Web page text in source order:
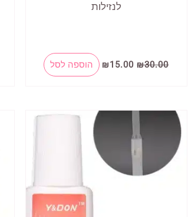
לנזילות
₪30.00
המחיר
המקורי
₪15.00
המחיר
הנוכחי
הוספה לסל